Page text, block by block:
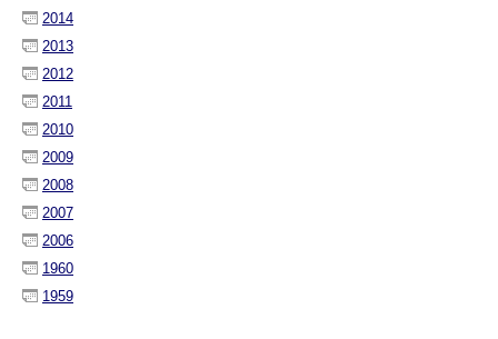
2014
2013
2012
2011
2010
2009
2008
2007
2006
1960
1959